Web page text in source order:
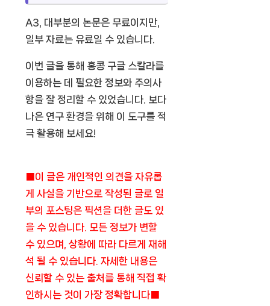
A3, 대부분의 논문은 무료이지만,
일부 자료는 유료일 수 있습니다.
이번 글을 통해 홍콩 구글 스칼라를
이용하는 데 필요한 정보와 주의사
항을 잘 정리할 수 있었습니다. 보다
나은 연구 환경을 위해 이 도구를 적
극 활용해 보세요!
■이 글은 개인적인 의견을 자유롭
게 사실을 기반으로 작성된 글로 일
부의 포스팅은 픽션을 더한 글도 있
을 수 있습니다. 모든 정보가 변할
수 있으며, 상황에 따라 다르게 재해
석 될 수 있습니다. 자세한 내용은
신뢰할 수 있는 출처를 통해 직접 확
인하시는 것이 가장 정확합니다■